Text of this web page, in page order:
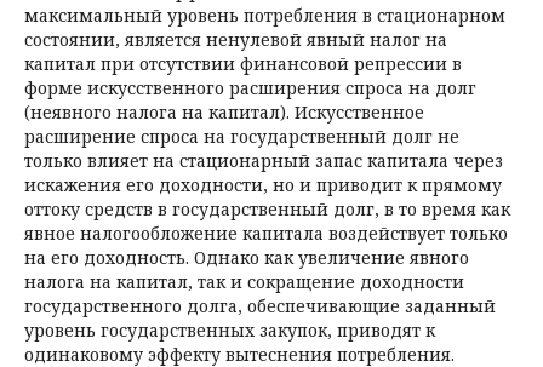
максимальный уровень потребления в стационарном
состоянии, является ненулевой явный налог на
капитал при отсутствии финансовой репрессии в
форме искусственного расширения спроса на долг
(неявного налога на капитал). Искусственное
расширение спроса на государственный долг не
только влияет на стационарный запас капитала через
искажения его доходности, но и приводит к прямому
оттоку средств в государственный долг, в то время как
явное налогообложение капитала воздействует только
на его доходность. Однако как увеличение явного
налога на капитал, так и сокращение доходности
государственного долга, обеспечивающие заданный
уровень государст­венных закупок, приводят к
одинаковому эффекту вытеснения потребления.